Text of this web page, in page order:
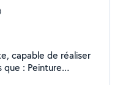
capable de réaliser